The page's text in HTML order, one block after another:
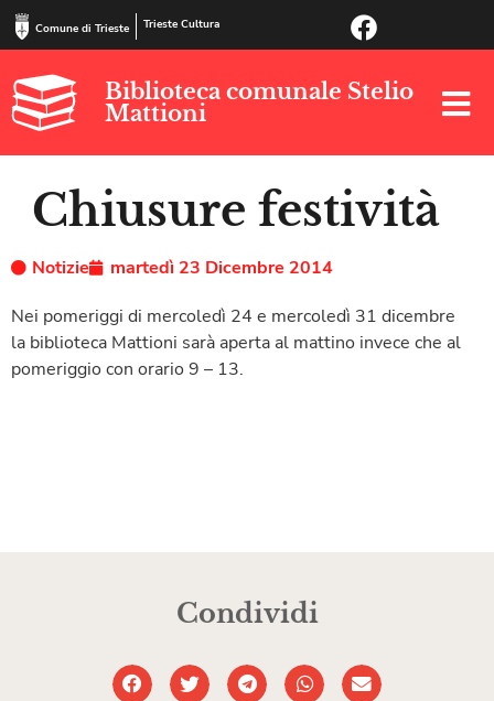
Comune di Trieste Trieste Cultura
Biblioteca comunale Stelio
Mattioni
Chiusure festività
Notizie
martedì 23 Dicembre 2014
Nei pomeriggi di mercoledì 24 e mercoledì 31 dicembre
la biblioteca Mattioni sarà aperta al mattino invece che al
pomeriggio con orario 9 – 13.
Condividi